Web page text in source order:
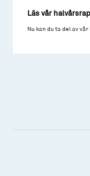
Läs vår
Nu kan du ta del av